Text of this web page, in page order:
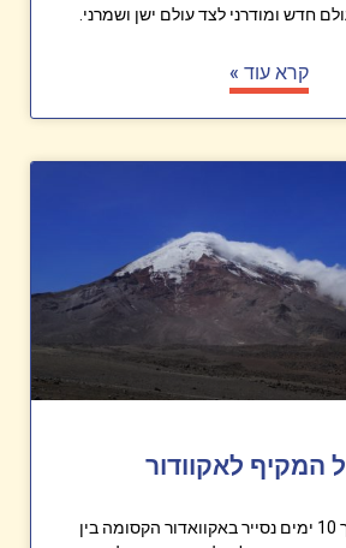
חדש ומודרני לצד עולם ישן ושמרני.
קרא עוד »
המקיף לאקוודור
בטיולינו זה במשך 10 ימים נסייר באקוואדור הקסומה בין